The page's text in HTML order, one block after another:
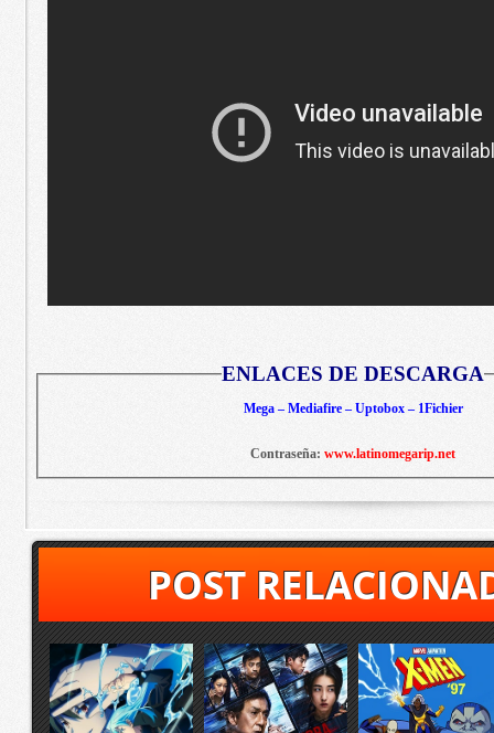
ENLACES DE DESCARGA
Mega – Mediafire – Uptobox – 1Fichier
Contraseña: www.latinomegarip.net
POST